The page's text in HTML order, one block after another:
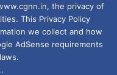
the privacy of
This Privacy Policy
we collect and how
AdSense requirements